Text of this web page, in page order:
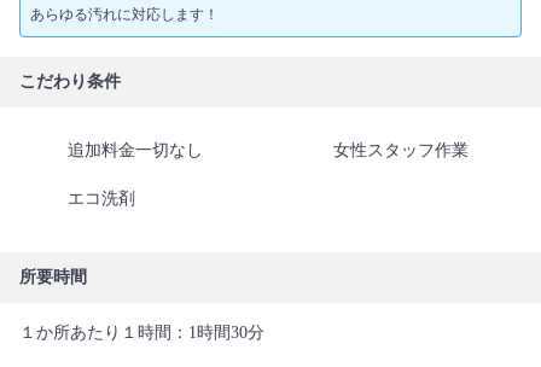
あらゆる汚れに対応します！
こだわり条件
追加料金一切なし 女性スタッフ作業
エコ洗剤
所要時間
１か所あたり１時間：1時間30分